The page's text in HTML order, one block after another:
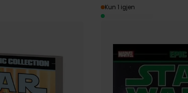
Kun 1 igjen